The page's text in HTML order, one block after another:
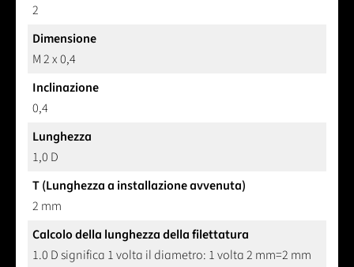
2
Dimensione
M 2 x 0,4
Inclinazione
0,4
Lunghezza
1,0 D
T (Lunghezza a installazione avvenuta)
2 mm
Calcolo della lunghezza della filettatura
1.0 D significa 1 volta il diametro: 1 volta 2 mm=2 mm